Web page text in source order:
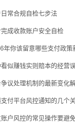
常合规自检七步法
成收款账户安全自检
年你该留意哪些支付政策
似赚钱实则赔本的经营
争议处理机制的最新变化
付平台风控通知的几个
户风控的常见操作要避免